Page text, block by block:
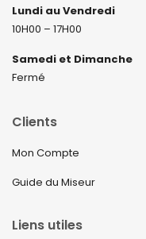
Lundi au Vendredi
10H00 – 17H00
Samedi et Dimanche
Fermé
Clients
Mon Compte
Guide du Miseur
Liens utiles